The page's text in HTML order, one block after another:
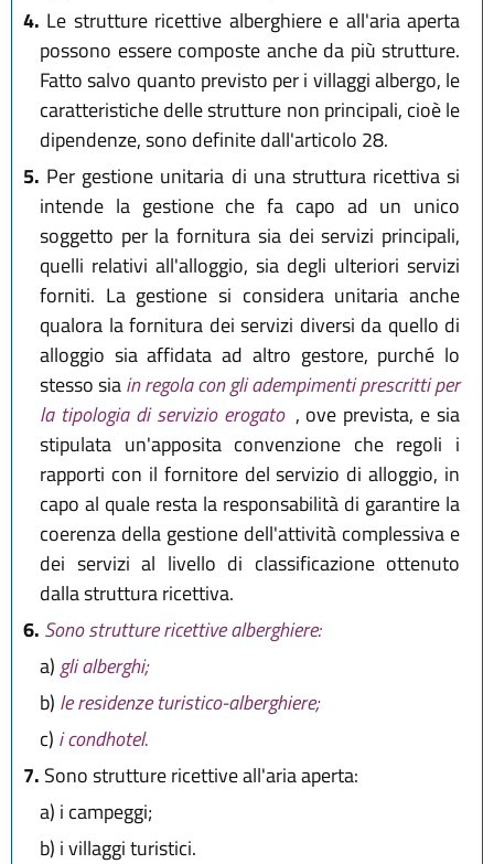
4. Le strutture ricettive alberghiere e all'aria aperta
possono essere composte anche da più strutture.
Fatto salvo quanto previsto per i villaggi albergo, le
caratteristiche delle strutture non principali, cioè le
dipendenze, sono definite dall'articolo 28.
5. Per gestione unitaria di una struttura ricettiva si
intende la gestione che fa capo ad un unico
soggetto per la fornitura sia dei servizi principali,
quelli relativi all'alloggio, sia degli ulteriori servizi
forniti. La gestione si considera unitaria anche
qualora la fornitura dei servizi diversi da quello di
alloggio sia affidata ad altro gestore, purché lo
stesso siain regola con gli adempimenti prescritti per
la tipologia di servizio erogato , ove prevista, e sia
stipulata un'apposita convenzione che regoli i
rapporti con il fornitore del servizio di alloggio, in
capo al quale resta la responsabilità di garantire la
coerenza della gestione dell'attività complessiva e
dei servizi al livello di classificazione ottenuto
dalla struttura ricettiva.
6. Sono strutture ricettive alberghiere:
a)gli alberghi;
b) le residenze turistico-alberghiere;
c) i condhotel.
7. Sono strutture ricettive all'aria aperta:
a) i campeggi;
b) i villaggi turistici.